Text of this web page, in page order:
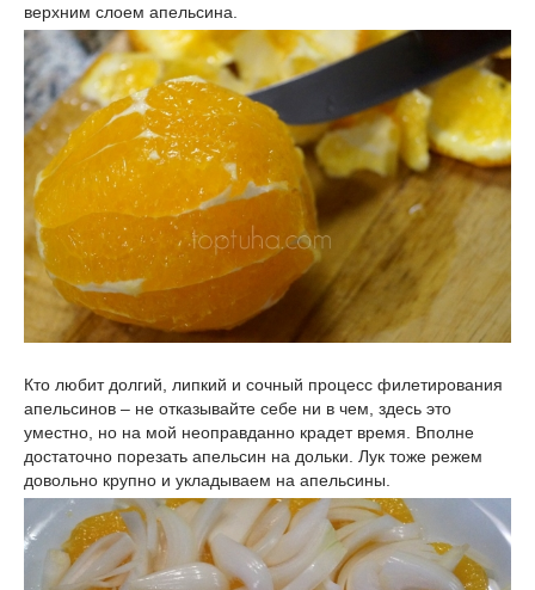
верхним слоем апельсина.
Кто любит долгий, липкий и сочный процесс филетирования
апельсинов – не отказывайте себе ни в чем, здесь это
уместно, но на мой неоправданно крадет время. Вполне
достаточно порезать апельсин на дольки. Лук тоже режем
довольно крупно и укладываем на апельсины.